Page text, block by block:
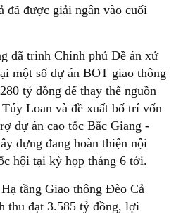
đã được giải ngân vào cuối
đã trình Chính phủ Đề án xử
một số dự án BOT giao thông
tỷ đồng để thay thế nguồn
Loan và đề xuất bố trí vốn
dự án cao tốc Bắc Giang -
dựng đang hoàn thiện nội
hội tại kỳ họp tháng 6 tới.
tầng Giao thông Đèo Cả
thu đạt 3.585 tỷ đồng, lợi